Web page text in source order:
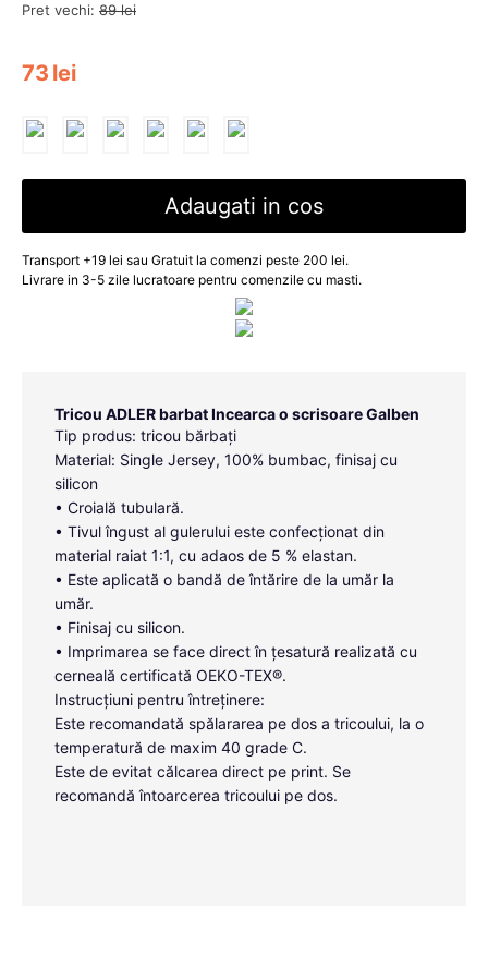
Pret vechi: 89 lei
73 lei
Adaugati in cos
Transport +19 lei sau Gratuit la comenzi peste 200 lei.
Livrare in 3-5 zile lucratoare pentru comenzile cu masti.
Tricou ADLER barbat Incearca o scrisoare Galben
Tip produs: tricou bărbați
Material: Single Jersey, 100% bumbac, finisaj cu
silicon
• Croială tubulară.
• Tivul îngust al gulerului este confecționat din
material raiat 1:1, cu adaos de 5 % elastan.
• Este aplicată o bandă de întărire de la umăr la
umăr.
• Finisaj cu silicon.
• Imprimarea se face direct în țesatură realizată cu
cerneală certificată OEKO-TEX®.
Instrucțiuni pentru întreținere:
Este recomandată spălararea pe dos a tricoului, la o
temperatură de maxim 40 grade C.
Este de evitat călcarea direct pe print. Se
recomandă întoarcerea tricoului pe dos.